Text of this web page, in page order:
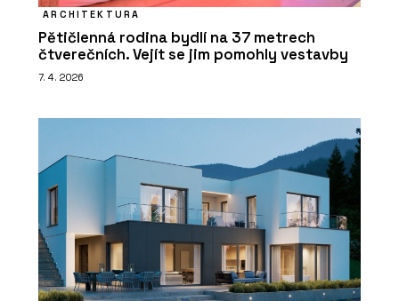
ARCHITEKTURA
Pětičlenná rodina bydlí na 37 metrech
čtverečních. Vejít se jim pomohly vestavby
7. 4. 2026